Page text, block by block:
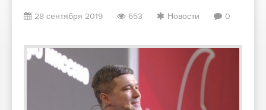
28 сентября 2019 653 Новости 0